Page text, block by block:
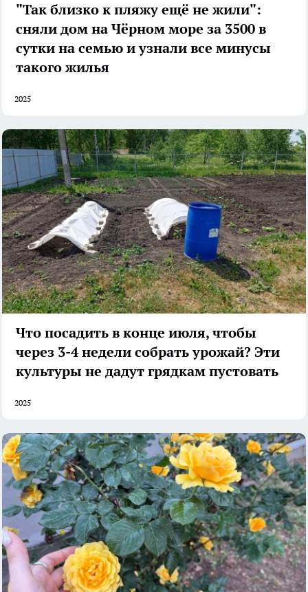
"Так близко к пляжу ещё не жили":
сняли дом на Чёрном море за 3500 в
сутки на семью и узнали все минусы
такого жилья
2025
Что посадить в конце июля, чтобы
через 3-4 недели собрать урожай? Эти
культуры не дадут грядкам пустовать
2025